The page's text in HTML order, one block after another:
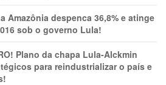
Amazônia despenca 36,8% e atinge
sob o governo Lula!
Plano da chapa Lula-Alckmin
para reindustrializar o país e